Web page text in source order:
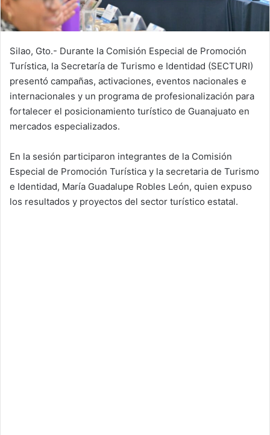
Silao, Gto.- Durante la Comisión Especial de Promoción
Turística, la Secretaría de Turismo e Identidad (SECTURI)
presentó campañas, activaciones, eventos nacionales e
internacionales y un programa de profesionalización para
fortalecer el posicionamiento turístico de Guanajuato en
mercados especializados.
En la sesión participaron integrantes de la Comisión
Especial de Promoción Turística y la secretaria de Turismo
e Identidad, María Guadalupe Robles León, quien expuso
los resultados y proyectos del sector turístico estatal.